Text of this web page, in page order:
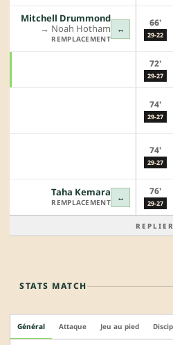
↔
Mitchell Drummond
→︎ Noah Hotham
REMPLACEMENT
66'
29-22
72'
29-27
74'
29-27
74'
29-27
↔
Taha Kemara
REMPLACEMENT
76'
29-27
REPLIER
STATS MATCH
Général Attaque Jeu au pied